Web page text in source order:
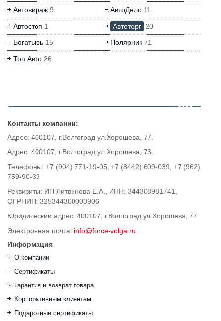
Автовираж 9 АвтоДело11
Автостоп 1 Автоторг 20
Богатырь 15 Полярник71
Топ Авто 26
Контакты компании:
Адрес: 400107, г.Волгоград ул.Хорошева, 77.
Адрес: 400107, г.Волгоград ул.Хорошева, 73.
Телефоны: +7 (904) 771-19-05, +7 (8442) 609-039, +7 (962)
759-90-39
Реквизиты: ИП Литвинова Е.А., ИНН: 344308981741,
ОГРНИП: 325344300003906
Юридический адрес: 400107, г.Волгоград ул.Хорошева, 77
Электронная почта: info@force-volga.ru
Информация
О компании
Сертификаты
Гарантия и возврат товара
Корпоративным клиентам
Подарочные сертификаты